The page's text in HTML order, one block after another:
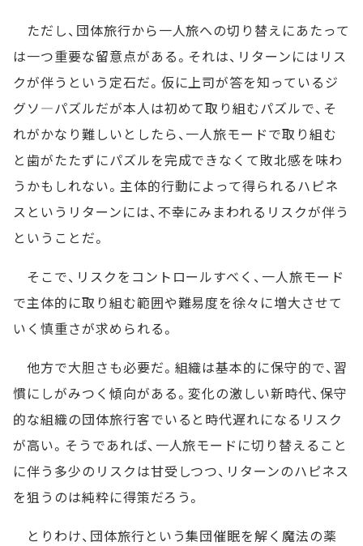
ただし、団体旅行から一人旅への切り替えにあたって
は一つ重要な留意点がある。それは、リターンにはリス
クが伴うという定石だ。仮に上司が答を知っているジ
グソ―パズルだが本人は初めて取り組むパズルで、そ
れがかなり難しいとしたら、一人旅モードで取り組む
と歯がたたずにパズルを完成できなくて敗北感を味わ
うかもしれない。主体的行動によって得られるハピネ
スというリターンには、不幸にみまわれるリスクが伴う
ということだ。
そこで、リスクをコントロールすべく、一人旅モード
で主体的に取り組む範囲や難易度を徐々に増大させて
いく慎重さが求められる。
他方で大胆さも必要だ。組織は基本的に保守的で、習
慣にしがみつく傾向がある。変化の激しい新時代、保守
的な組織の団体旅行客でいると時代遅れになるリスク
が高い。そうであれば、一人旅モードに切り替えること
に伴う多少のリスクは甘受しつつ、リターンのハピネス
を狙うのは純粋に得策だろう。
とりわけ、団体旅行という集団催眠を解く魔法の薬